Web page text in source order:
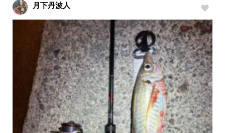
月下丹波人